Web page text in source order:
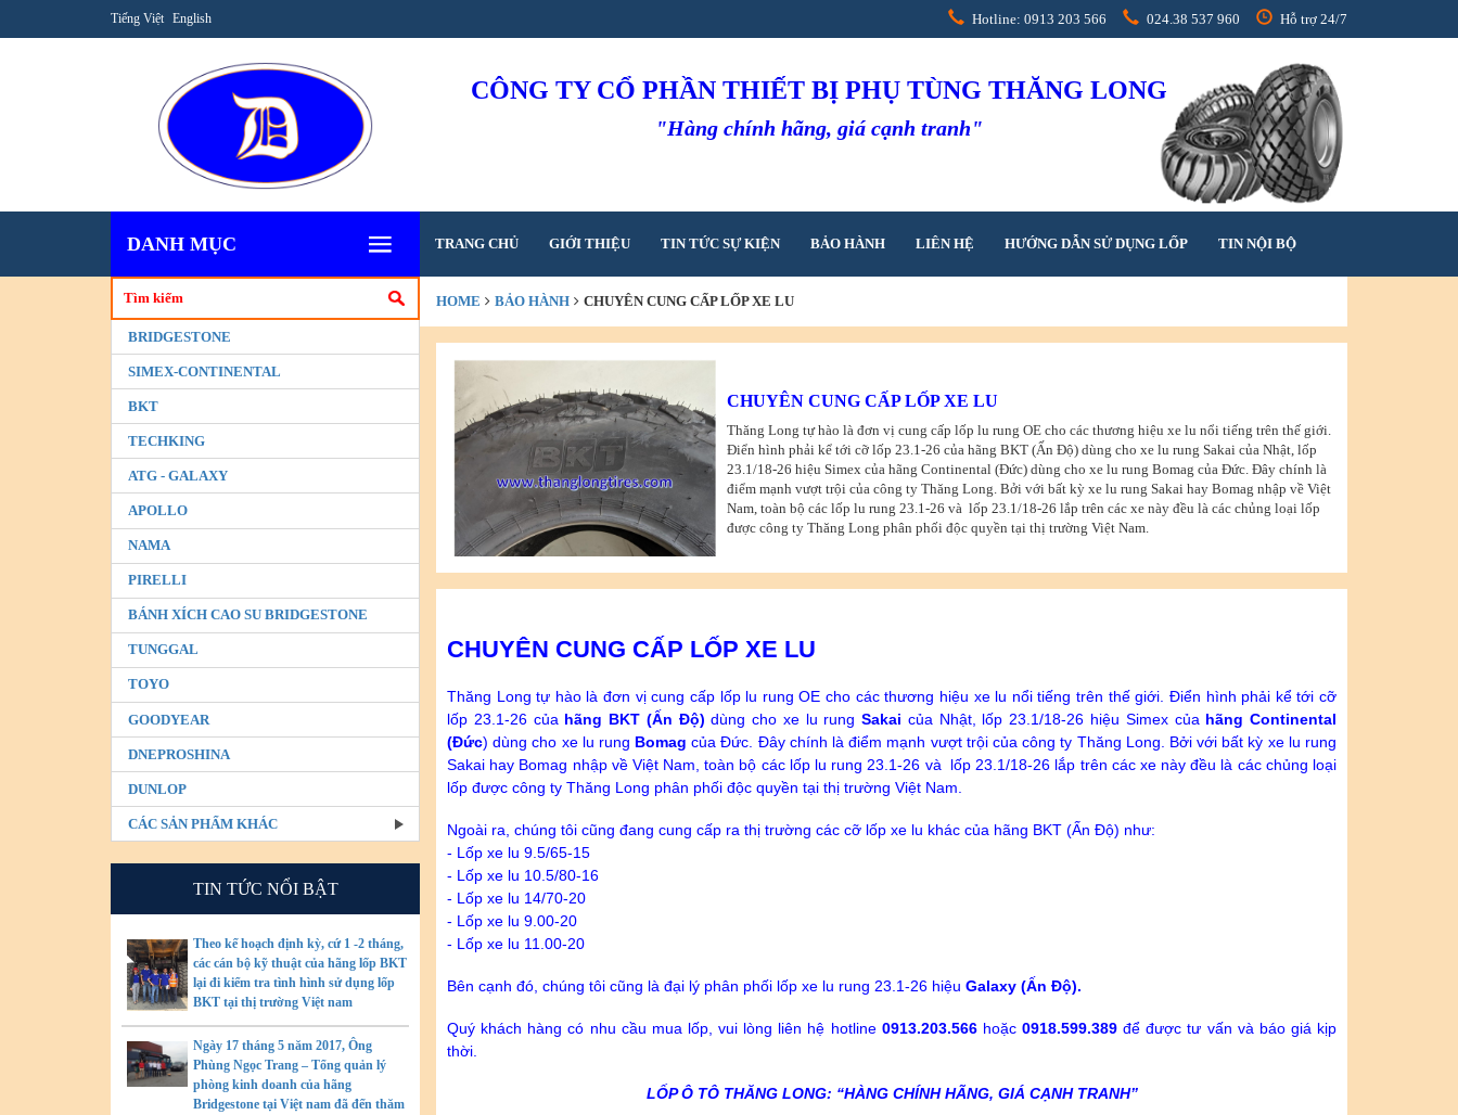
Tiếng Việt English Hotline: 0913 203 566 024.38 537 960 Hỗ trợ 24/7
CÔNG TY CỔ PHẦN THIẾT BỊ PHỤ TÙNG THĂNG LONG
"Hàng chính hãng, giá cạnh tranh"
DANH MỤC TRANG CHỦ GIỚI THIỆU TIN TỨC SỰ KIỆN BẢO HÀNH LIÊN HỆ HƯỚNG DẪN SỬ DỤNG LỐP TIN NỘI BỘ
BRIDGESTONE
SIMEX-CONTINENTAL
BKT
TECHKING
ATG - GALAXY
APOLLO
NAMA
PIRELLI
BÁNH XÍCH CAO SU BRIDGESTONE
TUNGGAL
TOYO
GOODYEAR
DNEPROSHINA
DUNLOP
CÁC SẢN PHẨM KHÁC
TIN TỨC NỔI BẬT
Theo kế hoạch định kỳ, cứ 1 -2 tháng,
các cán bộ kỹ thuật của hãng lốp BKT
lại đi kiểm tra tình hình sử dụng lốp
BKT tại thị trường Việt nam
Ngày 17 tháng 5 năm 2017, Ông
Phùng Ngọc Trang – Tổng quản lý
phòng kinh doanh của hãng
Bridgestone tại Việt nam đã đến thăm
HOME BẢO HÀNH CHUYÊN CUNG CẤP LỐP XE LU
CHUYÊN CUNG CẤP LỐP XE LU
Thăng Long tự hào là đơn vị cung cấp lốp lu rung OE cho các thương hiệu xe lu nổi tiếng trên thế giới.
Điển hình phải kể tới cỡ lốp 23.1-26 của hãng BKT (Ấn Độ) dùng cho xe lu rung Sakai của Nhật, lốp
23.1/18-26 hiệu Simex của hãng Continental (Đức) dùng cho xe lu rung Bomag của Đức. Đây chính là
điểm mạnh vượt trội của công ty Thăng Long. Bởi với bất kỳ xe lu rung Sakai hay Bomag nhập về Việt
Nam, toàn bộ các lốp lu rung 23.1-26 và lốp 23.1/18-26 lắp trên các xe này đều là các chủng loại lốp
được công ty Thăng Long phân phối độc quyền tại thị trường Việt Nam.
CHUYÊN CUNG CẤP LỐP XE LU
Thăng Long tự hào là đơn vị cung cấp lốp lu rung OE cho các thương hiệu xe lu nổi tiếng trên thế giới. Điển hình phải kể tới cỡ
lốp 23.1-26 của hãng BKT (Ấn Độ) dùng cho xe lu rungSakai của Nhật, lốp 23.1/18-26 hiệu Simex của hãng Continental
(Đức) dùng cho xe lu rung Bomag của Đức. Đây chính là điểm mạnh vượt trội của công ty Thăng Long. Bởi với bất kỳ xe lu rung
Sakai hay Bomag nhập về Việt Nam, toàn bộ các lốp lu rung 23.1-26 và lốp 23.1/18-26 lắp trên các xe này đều là các chủng loại
lốp được công ty Thăng Long phân phối độc quyền tại thị trường Việt Nam.
Ngoài ra, chúng tôi cũng đang cung cấp ra thị trường các cỡ lốp xe lu khác của hãng BKT (Ấn Độ) như:
- Lốp xe lu 9.5/65-15
- Lốp xe lu 10.5/80-16
- Lốp xe lu 14/70-20
- Lốp xe lu 9.00-20
- Lốp xe lu 11.00-20
Bên cạnh đó, chúng tôi cũng là đại lý phân phối lốp xe lu rung 23.1-26 hiệu Galaxy (Ấn Độ).
Quý khách hàng có nhu cầu mua lốp, vui lòng liên hệ hotline0913.203.566hoặc 0918.599.389để được tư vấn và báo giá kịp
thời.
LỐP Ô TÔ THĂNG LONG: “HÀNG CHÍNH HÃNG, GIÁ CẠNH TRANH”